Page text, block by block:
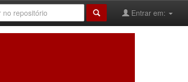
Entrar em: